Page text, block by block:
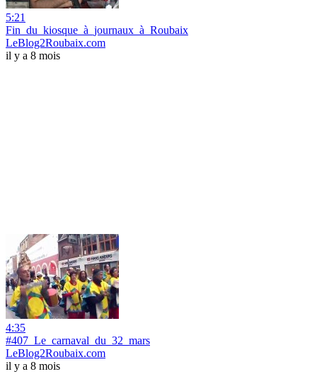
5:21
Fin_du_kiosque_à_journaux_à_Roubaix
LeBlog2Roubaix.com
il y a 8 mois
4:35
#407_Le_carnaval_du_32_mars
LeBlog2Roubaix.com
il y a 8 mois